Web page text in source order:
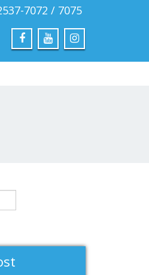
7072 / 7075